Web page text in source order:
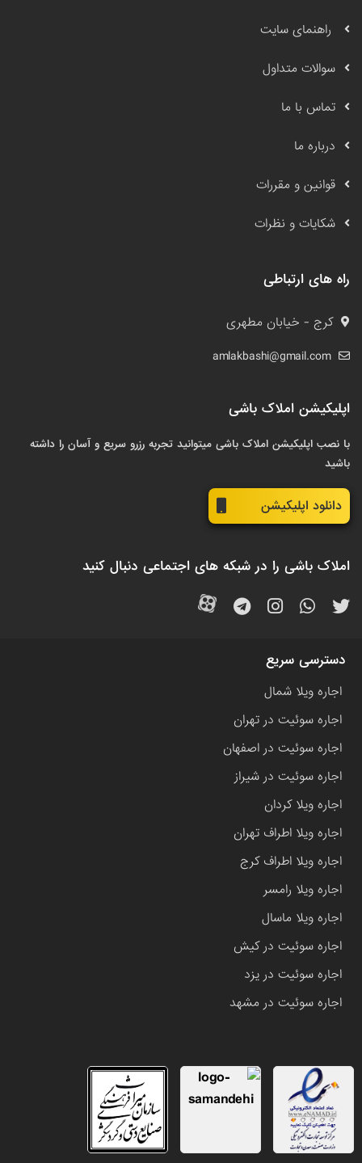
راهنمای سایت
سوالات متداول
تماس با ما
درباره ما
قوانین و مقررات
شکایات و نظرات
راه های ارتباطی
کرج - خیابان مطهری
amlakbashi@gmail.com
اپلیکیشن املاک باشی
با نصب اپلیکیشن املاک باشی میتوانید تجربه رزرو سریع و آسان را داشته
باشید
دانلود اپلیکیشن
املاک باشی را در شبکه های اجتماعی دنبال کنید
دسترسی سریع
اجاره ویلا شمال
اجاره سوئیت در تهران
اجاره سوئیت در اصفهان
اجاره سوئیت در شیراز
اجاره ویلا کردان
اجاره ویلا اطراف تهران
اجاره ویلا اطراف کرج
اجاره ویلا رامسر
اجاره ویلا ماسال
اجاره سوئیت در کیش
اجاره سوئیت در یزد
اجاره سوئیت در مشهد